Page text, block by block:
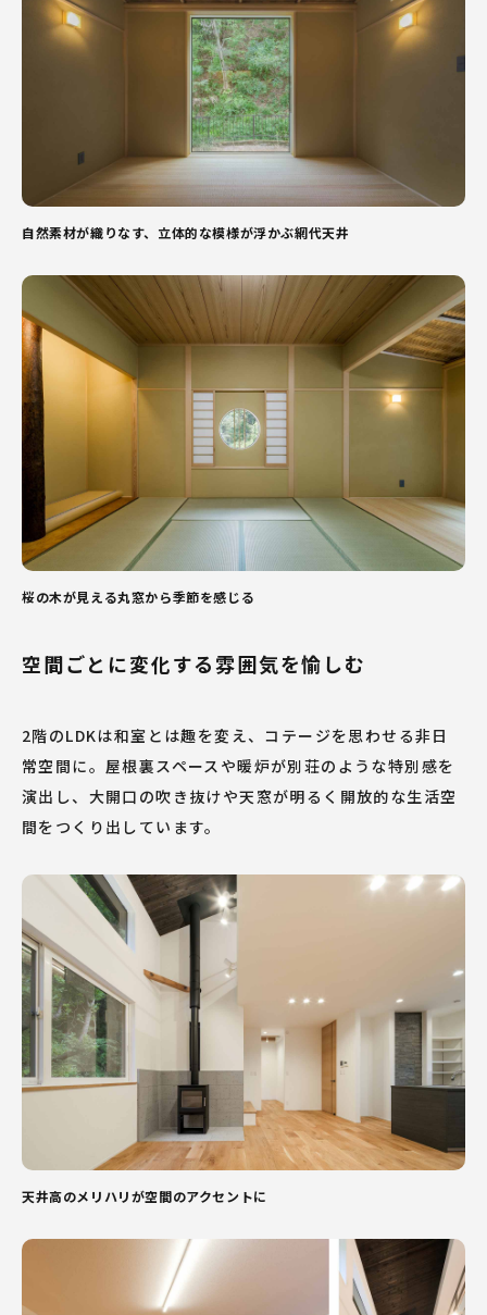
自然素材が織りなす、立体的な模様が浮かぶ網代天井
桜の木が見える丸窓から季節を感じる
空間ごとに変化する雰囲気を愉しむ
2階のLDKは和室とは趣を変え、コテージを思わせる非日
常空間に。屋根裏スペースや暖炉が別荘のような特別感を
演出し、大開口の吹き抜けや天窓が明るく開放的な生活空
間をつくり出しています。
天井高のメリハリが空間のアクセントに